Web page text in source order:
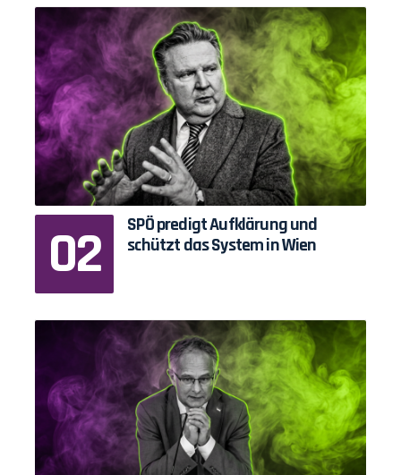
SPÖ predigt Aufklärung und
schützt das System in Wien